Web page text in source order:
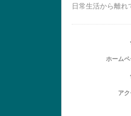
日常生活から離れ
ホーム
ア